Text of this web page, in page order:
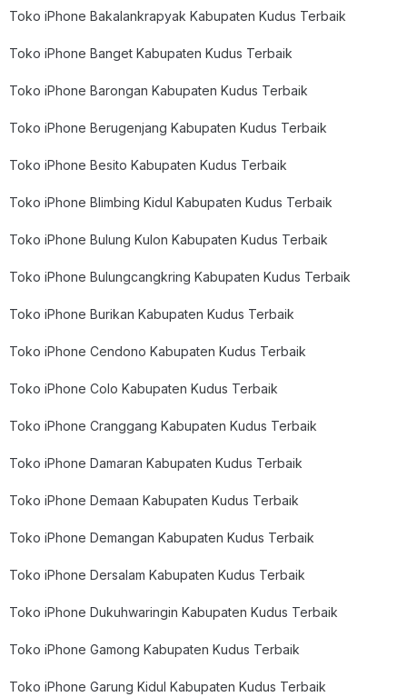
Toko iPhone Bakalankrapyak Kabupaten Kudus Terbaik
Toko iPhone Banget Kabupaten Kudus Terbaik
Toko iPhone Barongan Kabupaten Kudus Terbaik
Toko iPhone Berugenjang Kabupaten Kudus Terbaik
Toko iPhone Besito Kabupaten Kudus Terbaik
Toko iPhone Blimbing Kidul Kabupaten Kudus Terbaik
Toko iPhone Bulung Kulon Kabupaten Kudus Terbaik
Toko iPhone Bulungcangkring Kabupaten Kudus Terbaik
Toko iPhone Burikan Kabupaten Kudus Terbaik
Toko iPhone Cendono Kabupaten Kudus Terbaik
Toko iPhone Colo Kabupaten Kudus Terbaik
Toko iPhone Cranggang Kabupaten Kudus Terbaik
Toko iPhone Damaran Kabupaten Kudus Terbaik
Toko iPhone Demaan Kabupaten Kudus Terbaik
Toko iPhone Demangan Kabupaten Kudus Terbaik
Toko iPhone Dersalam Kabupaten Kudus Terbaik
Toko iPhone Dukuhwaringin Kabupaten Kudus Terbaik
Toko iPhone Gamong Kabupaten Kudus Terbaik
Toko iPhone Garung Kidul Kabupaten Kudus Terbaik